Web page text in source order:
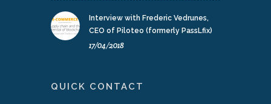
Interview with Frederic Vedrunes,
CEO of Piloteo (formerly PassLfix)
17/04/2018
QUICK CONTACT